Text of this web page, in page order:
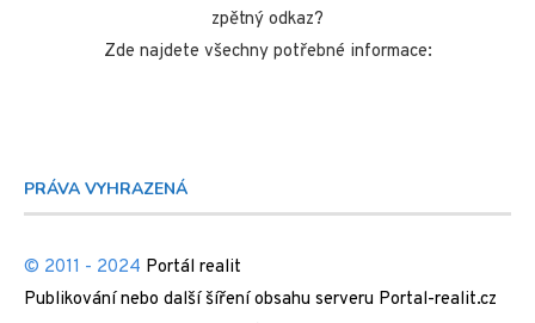
zpětný odkaz?
Zde najdete všechny potřebné informace:
Publikování nebo další šíření obsahu serveru Portal-realit.cz
je bez písemného souhlasu zakázáno.